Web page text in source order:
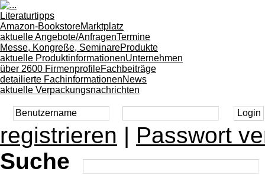
Literaturtipps
Amazon-BookstoreMarktplatz
aktuelle Angebote/AnfragenTermine
Messe, Kongreße, SeminareProdukte
aktuelle ProduktinformationenUnternehmen
über 2600 FirmenprofileFachbeiträge
detailierte FachinformationenNews
aktuelle Verpackungsnachrichten
registrieren | Passwort
Suche